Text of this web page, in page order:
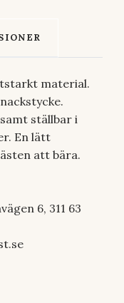
material.
ställbar i
En lätt
att bära.
6, 311 63